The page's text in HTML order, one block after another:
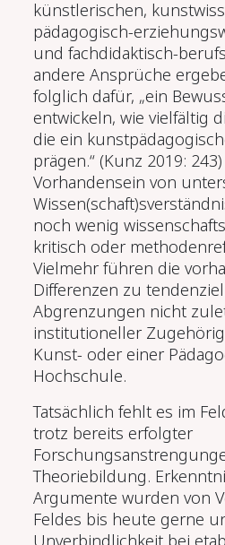
künstlerischen,
pädagogisch-
und fachdidaktisch-
andere Ansprüche
folglich dafür, „ein
entwickeln, wie vielfältig
die ein
prägen.“ (Kunz 2019:
Vorhandensein von
noch wenig
kritisch oder
Vielmehr führen die
Differenzen zu
Abgrenzungen nicht
institutioneller
Kunst- oder einer
Hochschule.
Tatsächlich fehlt es im
trotz bereits erfolgter
Theoriebildung.
Argumente wurden von
Feldes bis heute gerne